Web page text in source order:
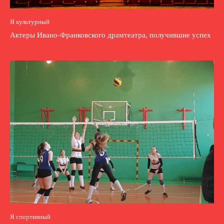
Я культурный
Актеры Ивано-Франковского драмтеатра, получившие успех
Я спортивный